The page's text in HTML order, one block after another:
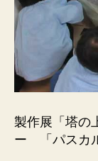
製作展「塔の
ー 「パスカ